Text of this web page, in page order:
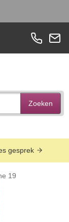
Zoeken
gesprek
19